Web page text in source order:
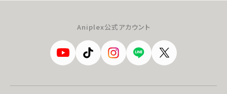
Aniplex公式アカウント